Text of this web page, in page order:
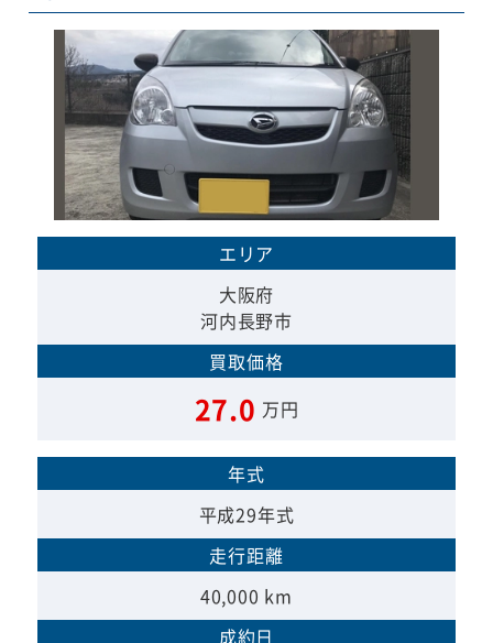
エリア
大阪府
河内長野市
買取価格
27.0 万円
年式
平成29年式
走行距離
40,000 km
成約日